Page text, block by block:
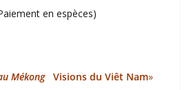
en espèces)
MékongVisions du Viêt Nam»